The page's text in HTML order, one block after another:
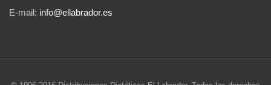
E-mail: info@ellabrador.es